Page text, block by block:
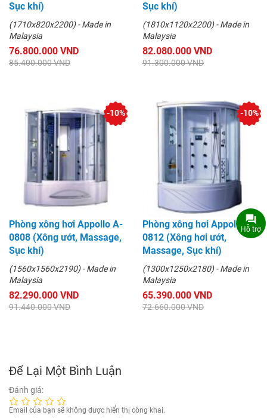
Sục khí)
(1710x820x2200) - Made in
Malaysia
76.800.000 VND
85.400.000 VND
Sục khí)
(1810x1120x2200) - Made in
Malaysia
82.080.000 VND
91.300.000 VND
Phòng xông hơi Appollo A-
0808 (Xông ướt, Massage,
Sục khí)
(1560x1560x2190) - Made in
Malaysia
82.290.000 VND
91.440.000 VND
-10%
Phòng xông hơi Appollo A-
0812 (Xông hơi ướt,
Massage, Sục khí)
(1300x1250x2180) - Made in
Malaysia
65.390.000 VND
72.660.000 VND
-10%
Để Lại Một Bình Luận
Đánh giá:
Email của bạn sẽ không được hiển thị công khai.
Hỗ trợ